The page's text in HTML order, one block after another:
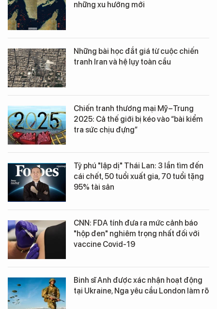
những xu hướng mới
Những bài học đắt giá từ cuộc chiến
tranh Iran và hệ lụy toàn cầu
Chiến tranh thương mại Mỹ–Trung
2025: Cả thế giới bị kéo vào “bài kiểm
tra sức chịu đựng”
Tỷ phú "lập dị" Thái Lan: 3 lần tìm đến
cái chết, 50 tuổi xuất gia, 70 tuổi tặng
95% tài sản
CNN: FDA tính đưa ra mức cảnh báo
"hộp đen" nghiêm trọng nhất đối với
vaccine Covid-19
Binh sĩ Anh được xác nhận hoạt động
tại Ukraine, Nga yêu cầu London làm rõ